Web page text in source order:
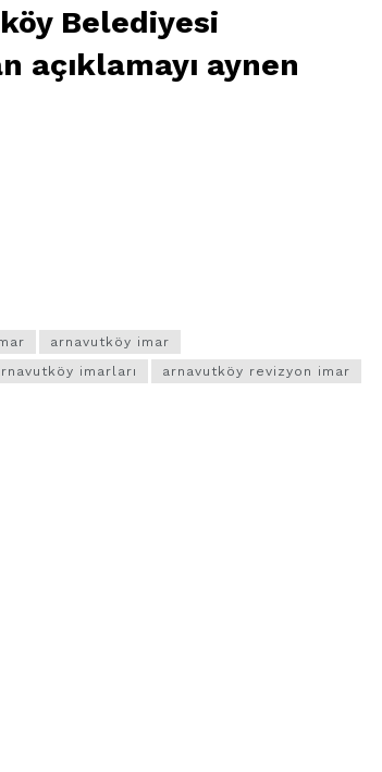
Belediyesi
açıklamayı aynen
arnavutköy imar
imarları
arnavutköy revizyon imar